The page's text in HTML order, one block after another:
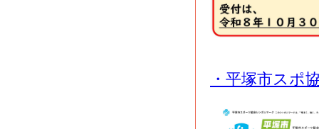
・平塚市スポ